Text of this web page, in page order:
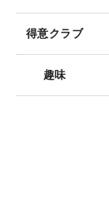
得意クラブ
趣味